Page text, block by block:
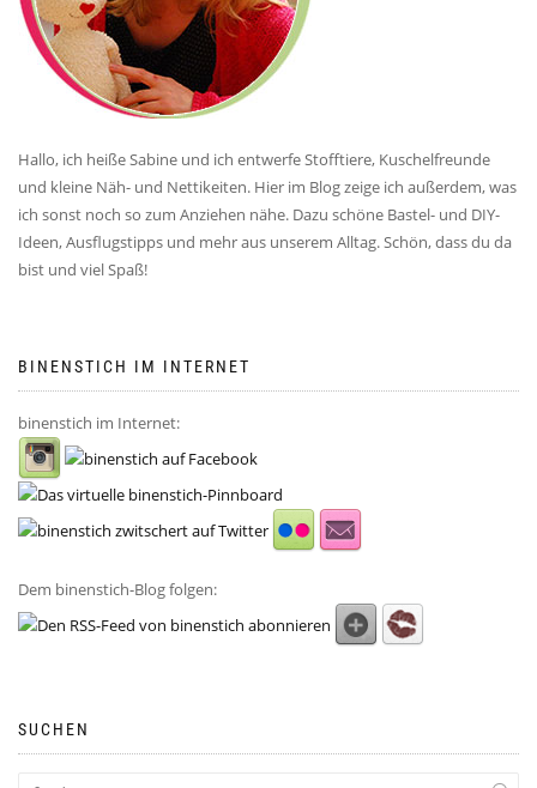
Hallo, ich heiße Sabine und ich entwerfe Stofftiere, Kuschelfreunde
und kleine Näh- und Nettikeiten. Hier im Blog zeige ich außerdem, was
ich sonst noch so zum Anziehen nähe. Dazu schöne Bastel- und DIY-
Ideen, Ausflugstipps und mehr aus unserem Alltag. Schön, dass du da
bist und viel Spaß!
BINENSTICH IM INTERNET
binenstich im Internet:
Dem binenstich-Blog folgen:
SUCHEN